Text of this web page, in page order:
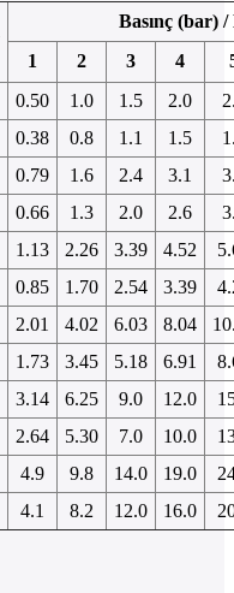
Basınç (bar)
1
2 3 4
0.50 1.0 1.5 2.0
0.38 0.8 1.1 1.5
0.79 1.6 2.4 3.1
0.66 1.3 2.0 2.6
1.13 2.26 3.39 4.52
0.85 1.70 2.54 3.39
2.01 4.02 6.03 8.04
1.73 3.45 5.18 6.91
3.14 6.25 9.0 12.0
2.64 5.30 7.0 10.0
4.9 9.8 14.0 19.0
4.1 8.2 12.0 16.0